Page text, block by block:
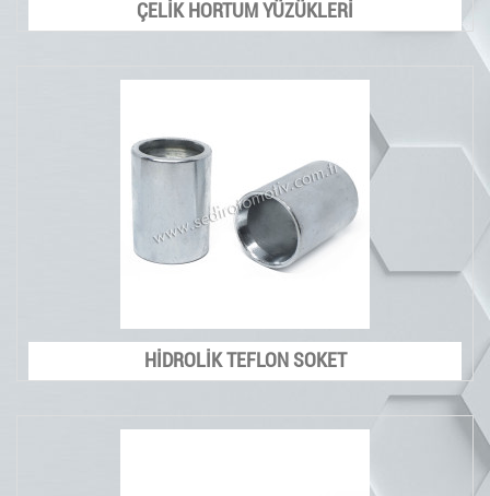
ÇELİK HORTUM YÜZÜKLERİ
HİDROLİK TEFLON SOKET